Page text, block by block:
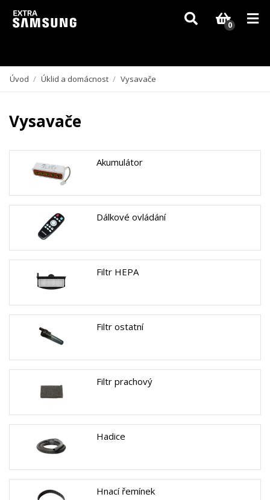
Vzhledem k aktuální situaci se může dodání dílů, které nejsou skladem,
zpozdit. Děkujeme za pochopení.
0
Úvod / Úklid a domácnost / Vysavače
Vysavače
Akumulátor
Dálkové ovládání
Filtr HEPA
Filtr ostatní
Filtr prachový
Hadice
Hnací řemínek